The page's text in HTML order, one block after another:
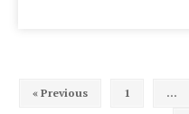
« Previous 1 …